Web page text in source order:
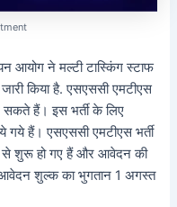
आयोग ने मल्टी टास्किंग स्टाफ
किया है. एसएससी एमटीएस
सकते हैं। इस भर्ती के लिए
हैं। एसएससी एमटीएस भर्ती
शुरू हो गए हैं और आवेदन की
शुल्क का भुगतान 1 अगस्त